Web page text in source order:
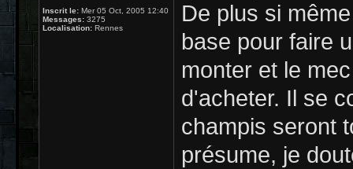
Inscrit le: Mer 05 Oct, 2005 12:40
Messages: 3275
Localisation: Rennes
De plus si
base pour faire
monter et le
d'acheter. Il se
champis seront
présume, je